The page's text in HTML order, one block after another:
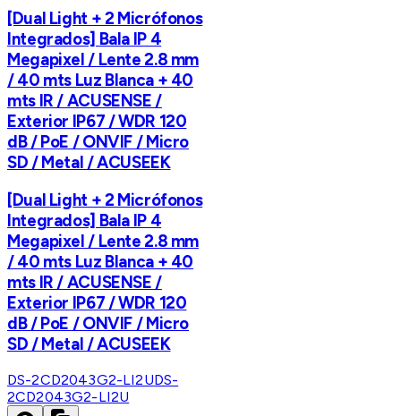
[Dual Light + 2 Micrófonos
Integrados] Bala IP 4
Megapixel / Lente 2.8 mm
/ 40 mts Luz Blanca + 40
mts IR / ACUSENSE /
Exterior IP67 / WDR 120
dB / PoE / ONVIF / Micro
SD / Metal / ACUSEEK
[Dual Light + 2 Micrófonos
Integrados] Bala IP 4
Megapixel / Lente 2.8 mm
/ 40 mts Luz Blanca + 40
mts IR / ACUSENSE /
Exterior IP67 / WDR 120
dB / PoE / ONVIF / Micro
SD / Metal / ACUSEEK
DS-2CD2043G2-LI2UDS-
2CD2043G2-LI2U